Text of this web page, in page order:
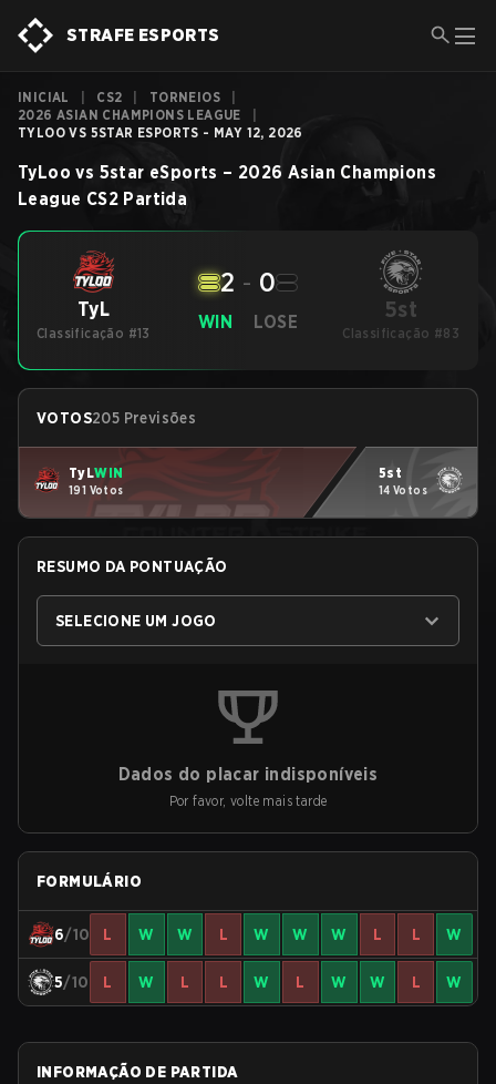
STRAFE ESPORTS
INICIAL CS2 TORNEIOS
2026 ASIAN CHAMPIONS LEAGUE
TYLOO VS 5STAR ESPORTS - MAY 12, 2026
TyLoo vs 5star eSports – 2026 Asian Champions
League CS2 Partida
TyL
Classificação #13
WIN
2 - 0
LOSE 5st
Classificação #83
VOTOS205 Previsões
TyLWIN
191 Votos
5st
14 Votos
RESUMO DA PONTUAÇÃO
SELECIONE UM JOGO
Dados do placar indisponíveis
Por favor, volte mais tarde
FORMULÁRIO
6/10 L W W L W W W L L W
5/10 L W L L W L W W L W
INFORMAÇÃO DE PARTIDA